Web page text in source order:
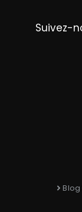
Suivez-
Blog